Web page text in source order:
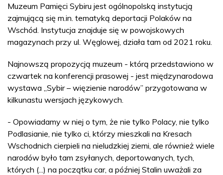
Muzeum Pamięci Sybiru jest ogólnopolską instytucją
zajmującą się m.in. tematyką deportacji Polaków na
Wschód. Instytucja znajduje się w powojskowych
magazynach przy ul. Węglowej, działa tam od 2021 roku.
Najnowszą propozycją muzeum - którą przedstawiono w
czwartek na konferencji prasowej - jest międzynarodowa
wystawa „Sybir – więzienie narodów” przygotowana w
kilkunastu wersjach językowych.
- Opowiadamy w niej o tym, że nie tylko Polacy, nie tylko
Podlasianie, nie tylko ci, którzy mieszkali na Kresach
Wschodnich cierpieli na nieludzkiej ziemi, ale również wiele
narodów było tam zsyłanych, deportowanych, tych,
których (...) na początku car, a później Stalin uważali za